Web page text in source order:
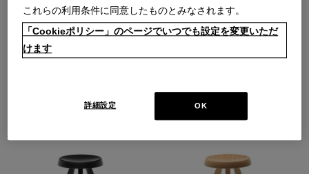
230 MODULAR IMAGINATION【在
庫品】
523 TABOURET MERIBEL（アメリ
￥264,000
これらの利用条件に同意したものとみなされます。
「Cookieポリシー」のページでいつでも設定を変更いただ
けます
OK
詳細設定